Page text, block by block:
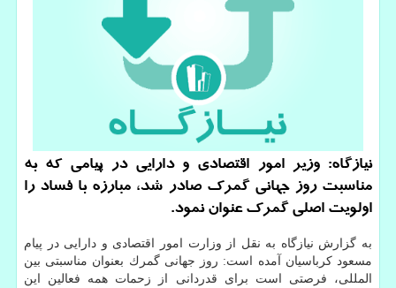
نیازگاه: وزیر امور اقتصادی و دارایی در پیامی كه به
مناسبت روز جهانی گمرك صادر شد، مبارزه با فساد را
اولویت اصلی گمرك عنوان نمود.
به گزارش نیازگاه به نقل از وزارت امور اقتصادی و دارایی در پیام
مسعود كرباسیان آمده است: روز جهانی گمرك بعنوان مناسبتی بین
المللی، فرصتی است برای قدردانی از زحمات همه فعالین این